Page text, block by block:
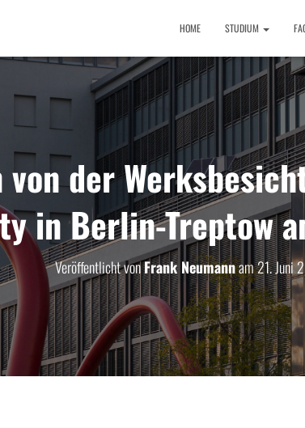
HOME STUDIUM
der
in Berlin-Treptow
Veröffentlicht vonFrank Neumannam21. Juni